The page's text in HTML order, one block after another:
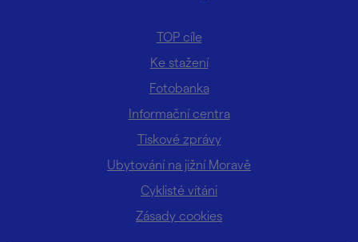
TOP cíle
Ke stažení
Fotobanka
Informační centra
Tiskové zprávy
Ubytování na jižní Moravě
Cyklisté vítáni
Zásady cookies